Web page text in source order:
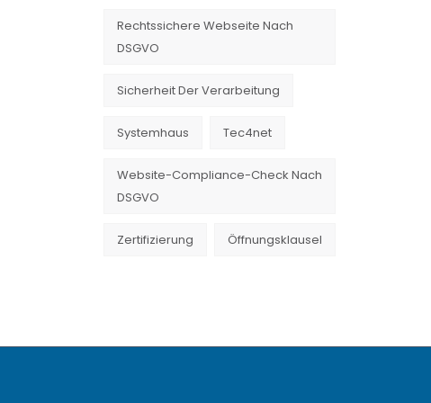
Rechtssichere Webseite Nach
DSGVO
Sicherheit Der Verarbeitung
Systemhaus Tec4net
Website-Compliance-Check Nach
DSGVO
Zertifizierung Öffnungsklausel